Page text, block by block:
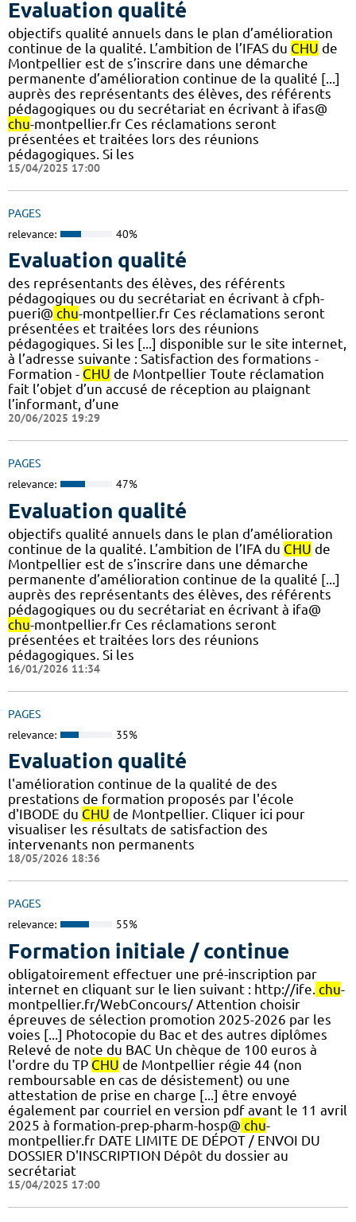
Evaluation qualité
objectifs qualité annuels dans le plan d’amélioration
continue de la qualité. L’ambition de l’IFAS du CHU de
Montpellier est de s’inscrire dans une démarche
permanente d’amélioration continue de la qualité [...]
auprès des représentants des élèves, des référents
pédagogiques ou du secrétariat en écrivant à ifas@
chu-montpellier.fr Ces réclamations seront
présentées et traitées lors des réunions
pédagogiques. Si les
15/04/2025 17:00
PAGES
relevance: 40%
Evaluation qualité
des représentants des élèves, des référents
pédagogiques ou du secrétariat en écrivant à cfph-
pueri@ chu-montpellier.fr Ces réclamations seront
présentées et traitées lors des réunions
pédagogiques. Si les [...] disponible sur le site internet,
à l’adresse suivante : Satisfaction des formations -
Formation - CHU de Montpellier Toute réclamation
fait l’objet d’un accusé de réception au plaignant
l’informant, d’une
20/06/2025 19:29
PAGES
relevance: 47%
Evaluation qualité
objectifs qualité annuels dans le plan d’amélioration
continue de la qualité. L’ambition de l’IFA du CHU de
Montpellier est de s’inscrire dans une démarche
permanente d’amélioration continue de la qualité [...]
auprès des représentants des élèves, des référents
pédagogiques ou du secrétariat en écrivant à ifa@
chu-montpellier.fr Ces réclamations seront
présentées et traitées lors des réunions
pédagogiques. Si les
16/01/2026 11:34
PAGES
relevance: 35%
Evaluation qualité
l'amélioration continue de la qualité de des
prestations de formation proposés par l'école
d'IBODE du CHU de Montpellier. Cliquer ici pour
visualiser les résultats de satisfaction des
intervenants non permanents
18/05/2026 18:36
PAGES
relevance: 55%
Formation initiale / continue
obligatoirement effectuer une pré-inscription par
internet en cliquant sur le lien suivant : http://ife. chu-
montpellier.fr/WebConcours/ Attention choisir
épreuves de sélection promotion 2025-2026 par les
voies [...] Photocopie du Bac et des autres diplômes
Relevé de note du BAC Un chèque de 100 euros à
l'ordre du TP CHU de Montpellier régie 44 (non
remboursable en cas de désistement) ou une
attestation de prise en charge [...] être envoyé
également par courriel en version pdf avant le 11 avril
2025 à formation-prep-pharm-hosp@ chu-
montpellier.fr DATE LIMITE DE DÉPOT / ENVOI DU
DOSSIER D'INSCRIPTION Dépôt du dossier au
secrétariat
15/04/2025 17:00